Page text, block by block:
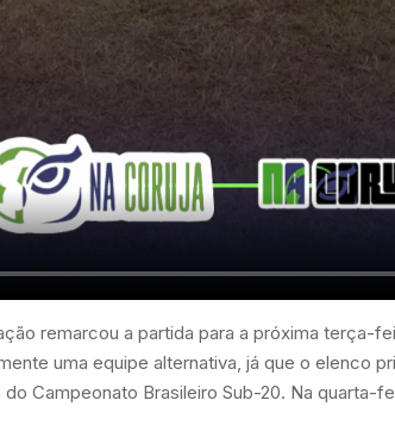
remarcou a partida para a próxima terça-
uma equipe alternativa, já que o elenco
Campeonato Brasileiro Sub-20. Na quarta-